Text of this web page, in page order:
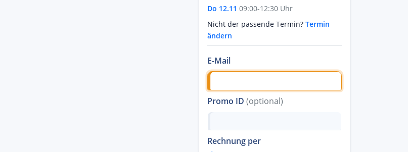
Do 12.11 09:00-12:30 Uhr
Nicht der passende Termin? Termin
ändern
E-Mail
Promo ID (optional)
Rechnung per